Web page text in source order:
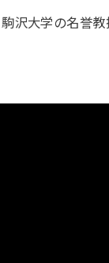
沢大学の名誉教